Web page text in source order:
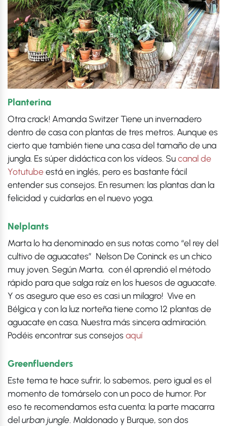
Planterina
Otra crack! Amanda Switzer Tiene un invernadero
dentro de casa con plantas de tres metros. Aunque es
cierto que también tiene una casa del tamaño de una
jungla. Es súper didáctica con los vídeos. Sucanal de
Yotutubeestá en inglés, pero es bastante fácil
entender sus consejos. En resumen: las plantas dan la
felicidad y cuidarlas en el nuevo yoga.
Nelplants
Marta lo ha denominado en sus notas como “el rey del
cultivo de aguacates” Nelson De Coninck es un chico
muy joven. Según Marta, con él aprendió el método
rápido para que salga raíz en los huesos de aguacate.
Y os aseguro que eso es casi un milagro! Vive en
Bélgica y con la luz norteña tiene como 12 plantas de
aguacate en casa. Nuestra más sincera admiración.
Podéis encontrar sus consejos aquí
Greenfluenders
Este tema te hace sufrir, lo sabemos, pero igual es el
momento de tomárselo con un poco de humor. Por
eso te recomendamos esta cuenta: la parte macarra
delurban jungle . Maldonado y Burque, son dos